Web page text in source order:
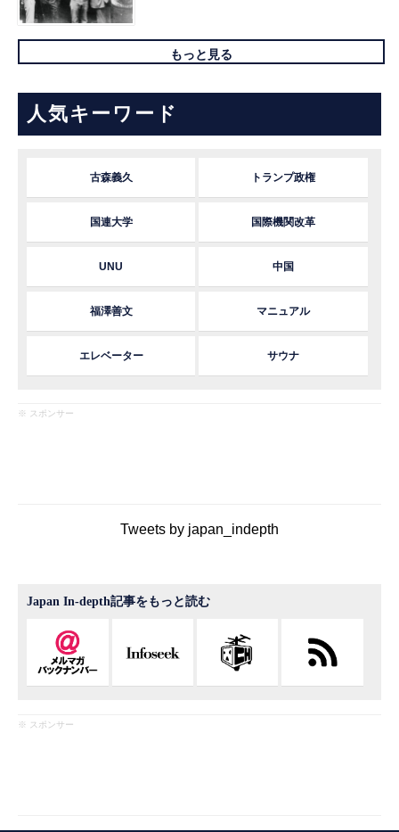
もっと見る
人気キーワード
古森義久 トランプ政権
国連大学 国際機関改革
UNU 中国
福澤善文 マニュアル
エレベーター サウナ
※ スポンサー
Tweets by japan_indepth
Japan In-depth記事をもっと読む
※ スポンサー